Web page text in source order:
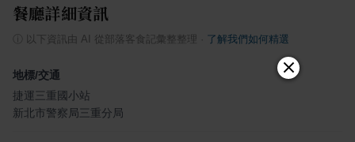
餐廳詳細資訊
ⓘ 以下資訊由 AI 從部落客食記彙整整理 了解我們如何精選
地標/交通
捷運三重國小站
新北市警察局三重分局